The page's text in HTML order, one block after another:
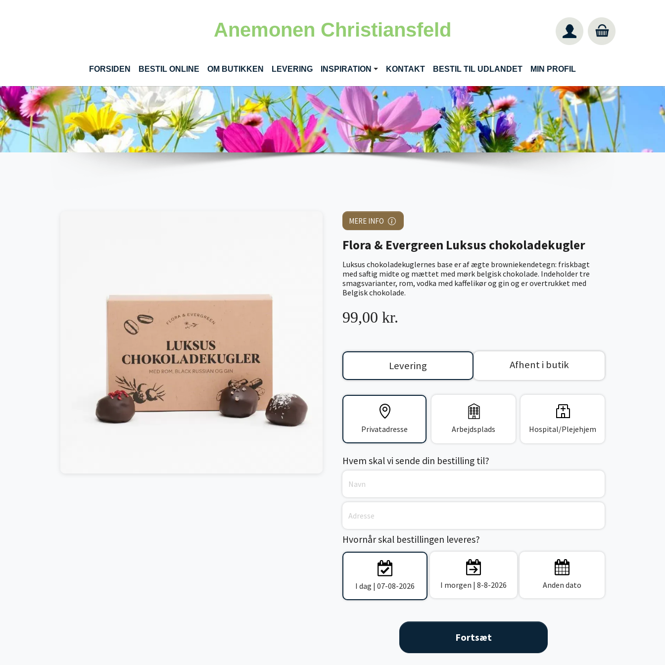
Anemonen Christiansfeld
FORSIDEN BESTIL ONLINE(CURRENT)
OM BUTIKKEN LEVERING INSPIRATION KONTAKT BESTIL TIL UDLANDET MIN PROFIL
MERE INFO
Flora & Evergreen Luksus chokoladekugler
Luksus chokoladekuglernes base er af ægte browniekendetegn: friskbagt
med saftig midte og mættet med mørk belgisk chokolade. Indeholder tre
smagsvarianter, rom, vodka med kaffelikør og gin og er overtrukket med
Belgisk chokolade.
99,00 kr.
Levering Afhent i butik
Privatadresse Arbejdsplads Hospital/Plejehjem
Hvem skal vi sende din bestilling til?
Hvornår skal bestillingen leveres?
I dag | 07-08-2026 I morgen | 8-8-2026 Anden dato